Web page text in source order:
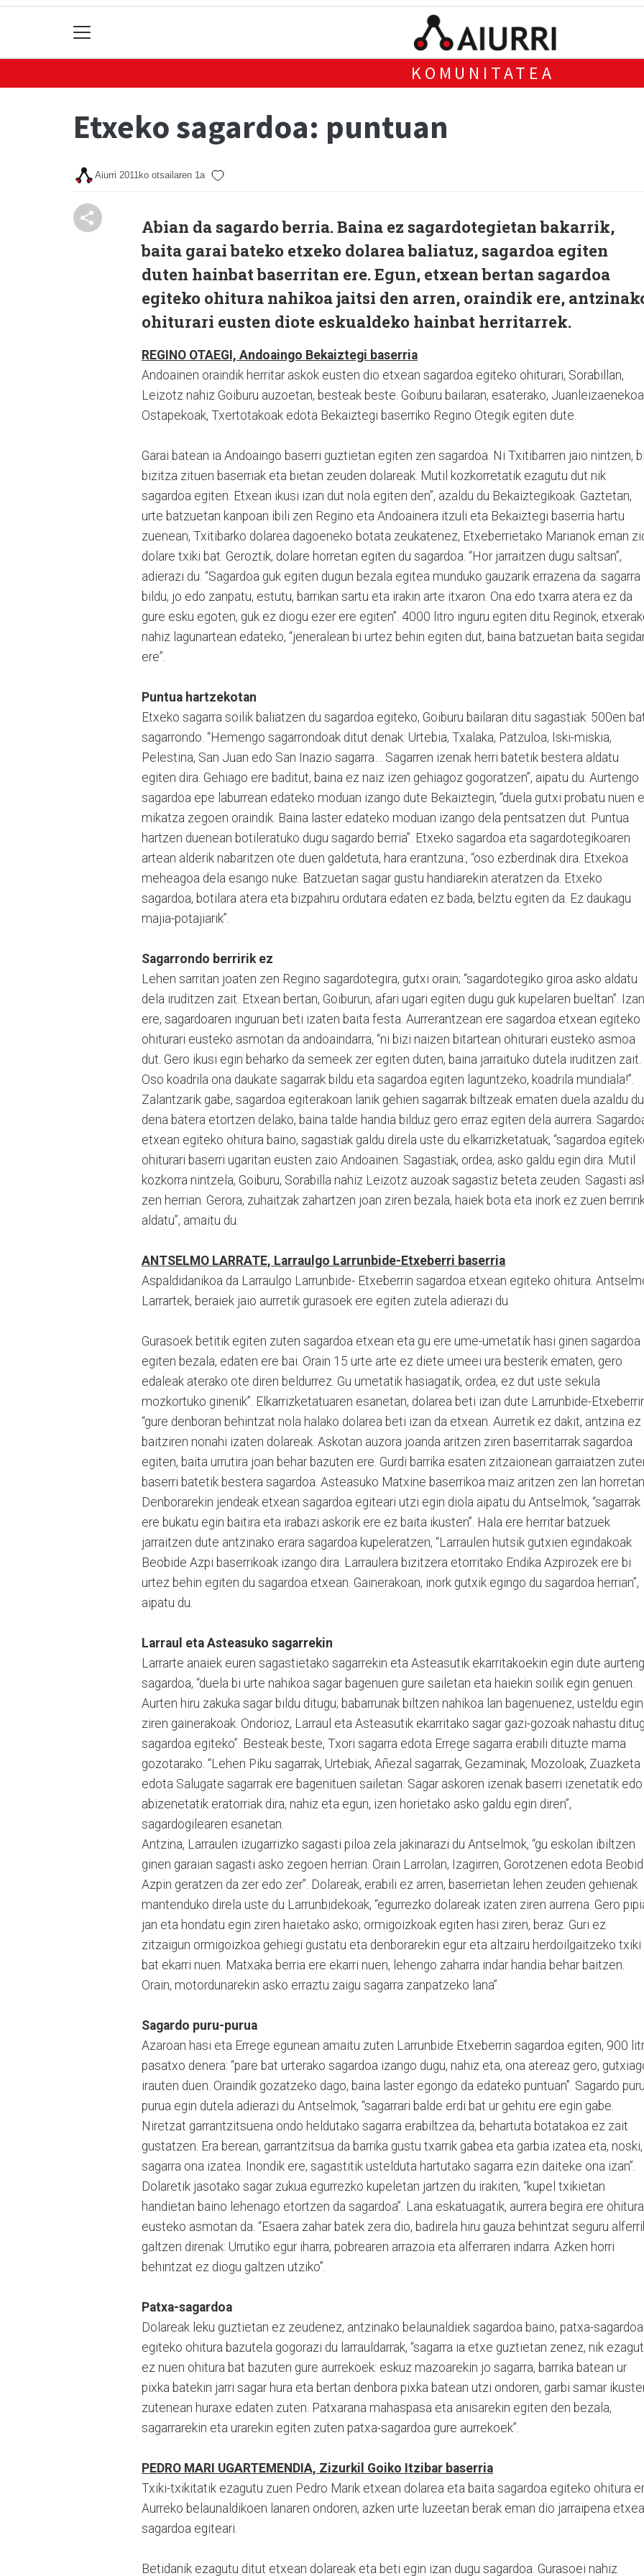
KOMUNITATEA
Etxeko sagardoa: puntuan
Aiurri 2011ko otsailaren 1a
Abian da sagardo berria. Baina ez sagardotegietan bakarrik,
baita garai bateko etxeko dolarea baliatuz, sagardoa egiten
duten hainbat baserritan ere. Egun, etxean bertan sagardoa
egiteko ohitura nahikoa jaitsi den arren, oraindik ere,
ohiturari eusten diote eskualdeko hainbat herritarrek.
REGINO OTAEGI, Andoaingo Bekaiztegi baserria
Andoainen oraindik herritar askok eusten dio etxean sagardoa egiteko ohiturari, Sorabillan,
Leizotz nahiz Goiburu auzoetan, besteak beste. Goiburu bailaran, esaterako,
Ostapekoak, Txertotakoak edota Bekaiztegi baserriko Regino Otegik egiten dute.
Garai batean ia Andoaingo baserri guztietan egiten zen sagardoa. Ni Txitibarren jaio nintzen, bi
bizitza zituen baserriak eta bietan zeuden dolareak. Mutil kozkorretatik ezagutu dut nik
sagardoa egiten. Etxean ikusi izan dut nola egiten den”, azaldu du Bekaiztegikoak. Gaztetan,
urte batzuetan kanpoan ibili zen Regino eta Andoainera itzuli eta Bekaiztegi baserria hartu
zuenean, Txitibarko dolarea dagoeneko botata zeukatenez, Etxeberrietako Marianok eman
dolare txiki bat. Geroztik, dolare horretan egiten du sagardoa. “Hor jarraitzen dugu saltsan”,
adierazi du. “Sagardoa guk egiten dugun bezala egitea munduko gauzarik errazena da: sagarra
bildu, jo edo zanpatu, estutu, barrikan sartu eta irakin arte itxaron. Ona edo txarra atera ez da
gure esku egoten, guk ez diogu ezer ere egiten”. 4000 litro inguru egiten ditu Reginok,
nahiz lagunartean edateko, “jeneralean bi urtez behin egiten dut, baina batzuetan baita
ere”.
Puntua hartzekotan
Etxeko sagarra soilik baliatzen du sagardoa egiteko, Goiburu bailaran ditu sagastiak: 500en
sagarrondo. “Hemengo sagarrondoak ditut denak: Urtebia, Txalaka, Patzuloa, Iski-miskia,
Pelestina, San Juan edo San Inazio sagarra… Sagarren izenak herri batetik bestera aldatu
egiten dira. Gehiago ere baditut, baina ez naiz izen gehiagoz gogoratzen”, aipatu du. Aurtengo
sagardoa epe laburrean edateko moduan izango dute Bekaiztegin, “duela gutxi probatu nuen
mikatza zegoen oraindik. Baina laster edateko moduan izango dela pentsatzen dut. Puntua
hartzen duenean botileratuko dugu sagardo berria”. Etxeko sagardoa eta sagardotegikoaren
artean alderik nabaritzen ote duen galdetuta, hara erantzuna:, “oso ezberdinak dira. Etxekoa
meheagoa dela esango nuke. Batzuetan sagar gustu handiarekin ateratzen da. Etxeko
sagardoa, botilara atera eta bizpahiru ordutara edaten ez bada, belztu egiten da. Ez daukagu
majia-potajiarik”.
Sagarrondo berririk ez
Lehen sarritan joaten zen Regino sagardotegira, gutxi orain; “sagardotegiko giroa asko aldatu
dela iruditzen zait. Etxean bertan, Goiburun, afari ugari egiten dugu guk kupelaren bueltan”. Izan
ere, sagardoaren inguruan beti izaten baita festa. Aurrerantzean ere sagardoa etxean egiteko
ohiturari eusteko asmotan da andoaindarra, “ni bizi naizen bitartean ohiturari eusteko asmoa
dut. Gero ikusi egin beharko da semeek zer egiten duten, baina jarraituko dutela iruditzen zait.
Oso koadrila ona daukate sagarrak bildu eta sagardoa egiten laguntzeko, koadrila mundiala!”.
Zalantzarik gabe, sagardoa egiterakoan lanik gehien sagarrak biltzeak ematen duela azaldu
dena batera etortzen delako, baina talde handia bilduz gero erraz egiten dela aurrera.
etxean egiteko ohitura baino, sagastiak galdu direla uste du elkarrizketatuak, “sagardoa
ohiturari baserri ugaritan eusten zaio Andoainen. Sagastiak, ordea, asko galdu egin dira. Mutil
kozkorra nintzela, Goiburu, Sorabilla nahiz Leizotz auzoak sagastiz beteta zeuden. Sagasti
zen herrian. Gerora, zuhaitzak zahartzen joan ziren bezala, haiek bota eta inork ez zuen
aldatu”, amaitu du.
ANTSELMO LARRATE, Larraulgo Larrunbide-Etxeberri baserria
Aspaldidanikoa da Larraulgo Larrunbide- Etxeberrin sagardoa etxean egiteko ohitura.
Larrartek, beraiek jaio aurretik gurasoek ere egiten zutela adierazi du.
Gurasoek betitik egiten zuten sagardoa etxean eta gu ere ume-umetatik hasi ginen sagardoa
egiten bezala, edaten ere bai. Orain 15 urte arte ez diete umeei ura besterik ematen, gero
edaleak aterako ote diren beldurrez. Gu umetatik hasiagatik, ordea, ez dut uste sekula
mozkortuko ginenik”. Elkarrizketatuaren esanetan, dolarea beti izan dute Larrunbide-
“gure denboran behintzat nola halako dolarea beti izan da etxean. Aurretik ez dakit, antzina ez
baitziren nonahi izaten dolareak. Askotan auzora joanda aritzen ziren baserritarrak sagardoa
egiten, baita urrutira joan behar bazuten ere. Gurdi barrika esaten zitzaionean garraiatzen
baserri batetik bestera sagardoa. Asteasuko Matxine baserrikoa maiz aritzen zen lan
Denborarekin jendeak etxean sagardoa egiteari utzi egin diola aipatu du Antselmok, “sagarrak
ere bukatu egin baitira eta irabazi askorik ere ez baita ikusten”. Hala ere herritar batzuek
jarraitzen dute antzinako erara sagardoa kupeleratzen, “Larraulen hutsik gutxien egindakoak
Beobide Azpi baserrikoak izango dira. Larraulera bizitzera etorritako Endika Azpirozek ere bi
urtez behin egiten du sagardoa etxean. Gainerakoan, inork gutxik egingo du sagardoa herrian”,
aipatu du.
Larraul eta Asteasuko sagarrekin
Larrarte anaiek euren sagastietako sagarrekin eta Asteasutik ekarritakoekin egin dute
sagardoa, “duela bi urte nahikoa sagar bagenuen gure sailetan eta haiekin soilik egin genuen.
Aurten hiru zakuka sagar bildu ditugu; babarrunak biltzen nahikoa lan bagenuenez, usteldu egin
ziren gainerakoak. Ondorioz, Larraul eta Asteasutik ekarritako sagar gazi-gozoak nahastu
sagardoa egiteko”. Besteak beste, Txori sagarra edota Errege sagarra erabili dituzte mama
gozotarako. “Lehen Piku sagarrak, Urtebiak, Añezal sagarrak, Gezaminak, Mozoloak, Zuazketa
edota Salugate sagarrak ere bagenituen sailetan. Sagar askoren izenak baserri izenetatik edo
abizenetatik eratorriak dira, nahiz eta egun, izen horietako asko galdu egin diren”,
sagardogilearen esanetan.
Antzina, Larraulen izugarrizko sagasti piloa zela jakinarazi du Antselmok, “gu eskolan ibiltzen
ginen garaian sagasti asko zegoen herrian. Orain Larrolan, Izagirren, Gorotzenen edota
Azpin geratzen da zer edo zer”. Dolareak, erabili ez arren, baserrietan lehen zeuden gehienak
mantenduko direla uste du Larrunbidekoak, “egurrezko dolareak izaten ziren aurrena. Gero
jan eta hondatu egin ziren haietako asko; ormigoizkoak egiten hasi ziren, beraz. Guri ez
zitzaigun ormigoizkoa gehiegi gustatu eta denborarekin egur eta altzairu herdoilgaitzeko txiki
bat ekarri nuen. Matxaka berria ere ekarri nuen, lehengo zaharra indar handia behar baitzen.
Orain, motordunarekin asko erraztu zaigu sagarra zanpatzeko lana”.
Sagardo puru-purua
Azaroan hasi eta Errege egunean amaitu zuten Larrunbide Etxeberrin sagardoa egiten, 900
pasatxo denera: “pare bat urterako sagardoa izango dugu, nahiz eta, ona atereaz gero,
irauten duen. Oraindik gozatzeko dago, baina laster egongo da edateko puntuan”. Sagardo
purua egin dutela adierazi du Antselmok, “sagarrari balde erdi bat ur gehitu ere egin gabe.
Niretzat garrantzitsuena ondo heldutako sagarra erabiltzea da, behartuta botatakoa ez zait
gustatzen. Era berean, garrantzitsua da barrika gustu txarrik gabea eta garbia izatea eta, noski,
sagarra ona izatea. Inondik ere, sagastitik ustelduta hartutako sagarra ezin daiteke ona izan”.
Dolaretik jasotako sagar zukua egurrezko kupeletan jartzen du irakiten, “kupel txikietan
handietan baino lehenago etortzen da sagardoa”. Lana eskatuagatik, aurrera begira ere
eusteko asmotan da. “Esaera zahar batek zera dio, badirela hiru gauza behintzat seguru
galtzen direnak: Urrutiko egur iharra, pobrearen arrazoia eta alferraren indarra. Azken horri
behintzat ez diogu galtzen utziko”.
Patxa-sagardoa
Dolareak leku guztietan ez zeudenez, antzinako belaunaldiek sagardoa baino, patxa-sagardoa
egiteko ohitura bazutela gogorazi du larrauldarrak, “sagarra ia etxe guztietan zenez, nik
ez nuen ohitura bat bazuten gure aurrekoek: eskuz mazoarekin jo sagarra, barrika batean ur
pixka batekin jarri sagar hura eta bertan denbora pixka batean utzi ondoren, garbi samar
zutenean huraxe edaten zuten. Patxarana mahaspasa eta anisarekin egiten den bezala,
sagarrarekin eta urarekin egiten zuten patxa-sagardoa gure aurrekoek”.
PEDRO MARI UGARTEMENDIA, Zizurkil Goiko Itzibar baserria
Txiki-txikitatik ezagutu zuen Pedro Marik etxean dolarea eta baita sagardoa egiteko ohitura
Aurreko belaunaldikoen lanaren ondoren, azken urte luzeetan berak eman dio jarraipena
sagardoa egiteari.
Betidanik ezagutu ditut etxean dolareak eta beti egin izan dugu sagardoa. Gurasoei nahiz